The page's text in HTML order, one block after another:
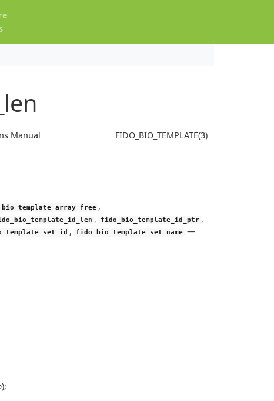
Manual FIDO_BIO_TEMPLATE(3)
,
, fido_bio_template_id_ptr ,
, fido_bio_template_set_name —
);